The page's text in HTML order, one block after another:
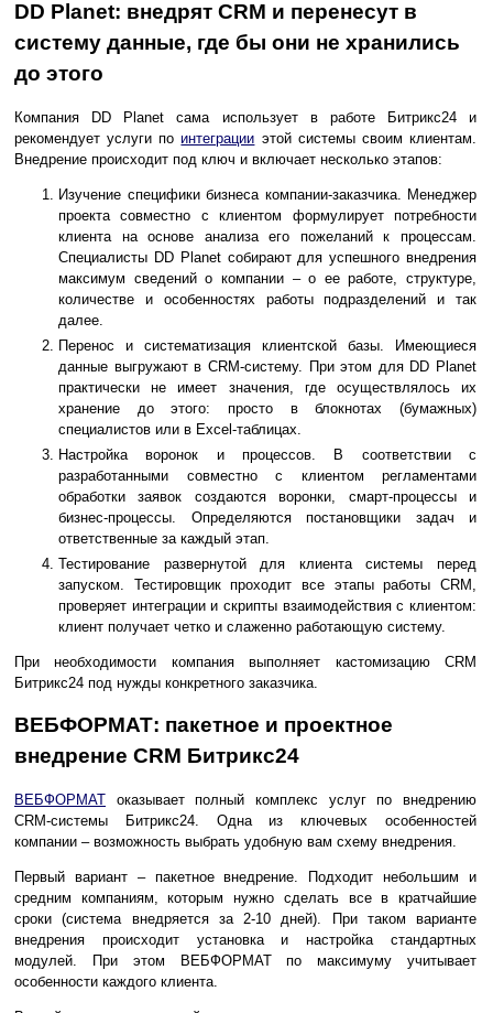
DD Planet: внедрят CRM и перенесут в
систему данные, где бы они не хранились
до этого
Компания DD Planet сама использует в работе Битрикс24 и
рекомендует услуги поинтеграции этой системы своим клиентам.
Внедрение происходит под ключ и включает несколько этапов:
Изучение специфики бизнеса компании-заказчика. Менеджер
проекта совместно с клиентом формулирует потребности
клиента на основе анализа его пожеланий к процессам.
Специалисты DD Planet собирают для успешного внедрения
максимум сведений о компании – о ее работе, структуре,
количестве и особенностях работы подразделений и так
далее.
Перенос и систематизация клиентской базы. Имеющиеся
данные выгружают в CRM-систему. При этом для DD Planet
практически не имеет значения, где осуществлялось их
хранение до этого: просто в блокнотах (бумажных)
специалистов или в Excel-таблицах.
Настройка воронок и процессов. В соответствии с
разработанными совместно с клиентом регламентами
обработки заявок создаются воронки, смарт-процессы и
бизнес-процессы. Определяются постановщики задач и
ответственные за каждый этап.
Тестирование развернутой для клиента системы перед
запуском. Тестировщик проходит все этапы работы CRM,
проверяет интеграции и скрипты взаимодействия с клиентом:
клиент получает четко и слаженно работающую систему.
При необходимости компания выполняет кастомизацию CRM
Битрикс24 под нужды конкретного заказчика.
ВЕБФОРМАТ: пакетное и проектное
внедрение CRM Битрикс24
ВЕБФОРМАТ оказывает полный комплекс услуг по внедрению
CRM-системы Битрикс24. Одна из ключевых особенностей
компании – возможность выбрать удобную вам схему внедрения.
Первый вариант – пакетное внедрение. Подходит небольшим и
средним компаниям, которым нужно сделать все в кратчайшие
сроки (система внедряется за 2-10 дней). При таком варианте
внедрения происходит установка и настройка стандартных
модулей. При этом ВЕБФОРМАТ по максимуму учитывает
особенности каждого клиента.